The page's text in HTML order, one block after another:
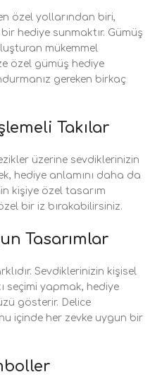
özel yollarından biri,
hediye sunmaktır. Gümüş
mükemmel
özel gümüş hediye
gereken birkaç
Takılar
üzerine sevdiklerinizin
hediye anlamını daha da
kişiye özel tasarım
bir iz bırakabilirsiniz.
Tasarımlar
Sevdiklerinizin kişisel
seçimi yapmak, hediye
gösterir. Delice
içinde her zevke uygun bir